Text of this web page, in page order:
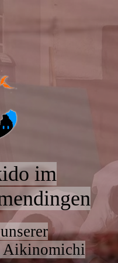
im
Aikinomichi